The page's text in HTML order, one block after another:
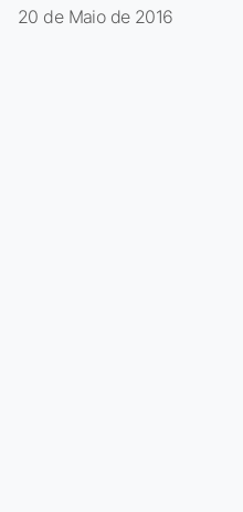
20 de Maio de 2016